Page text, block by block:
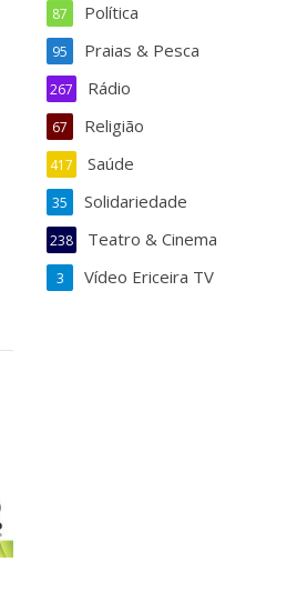
Política
87
Praias & Pesca
95
Rádio
267
Religião
67
Saúde
417
Solidariedade
35
Teatro & Cinema
238
Vídeo Ericeira TV
3